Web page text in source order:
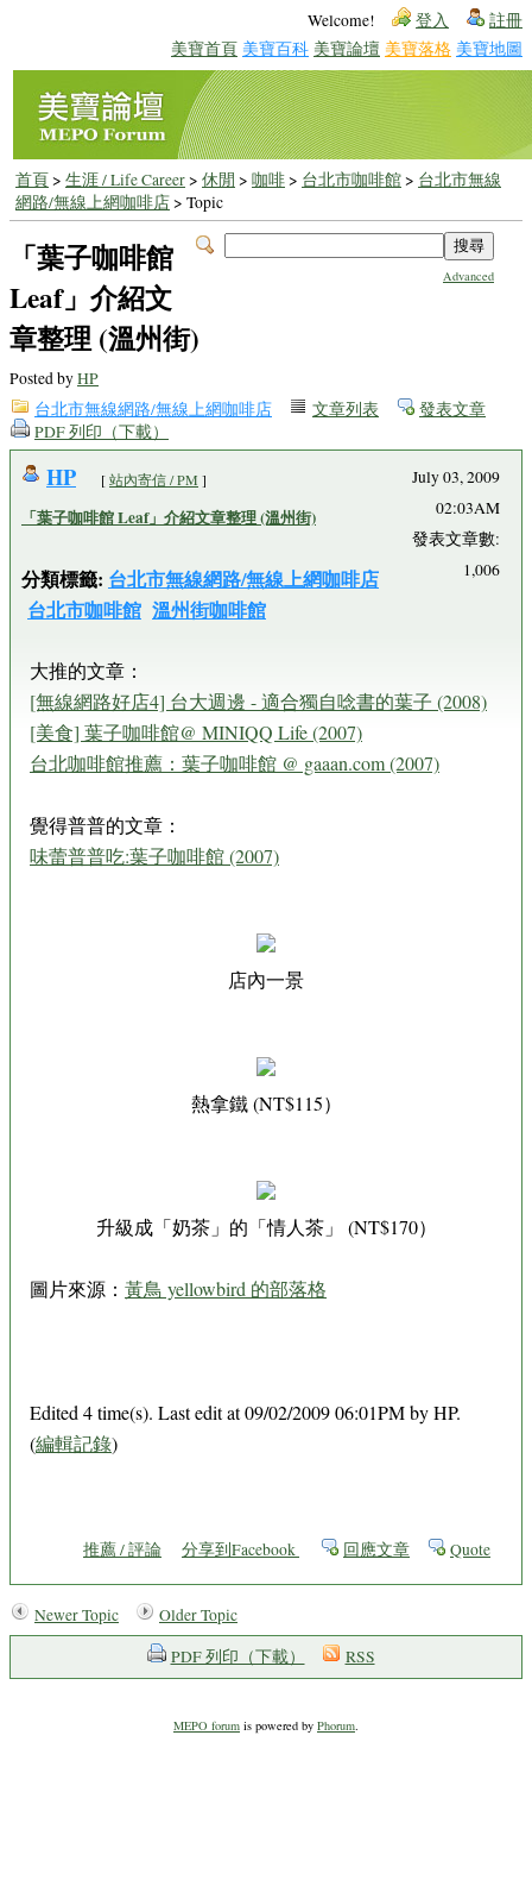
Welcome! 登入 註冊
美寶首頁 美寶百科 美寶論壇 美寶落格 美寶地圖
首頁> 生涯 / Life Career> 休閒 > 咖啡> 台北市咖啡館> 台北市無線
網路/無線上網咖啡店> Topic
Advanced
「葉子咖啡館
Leaf」介紹文
章整理 (溫州街)
Posted byHP
台北市無線網路/無線上網咖啡店
文章列表
發表文章
PDF 列印（下載）
HP [站內寄信 / PM ]
「葉子咖啡館 Leaf」介紹文章整理 (溫州街)
分類標籤: 台北市無線網路/無線上網咖啡店
台北市咖啡館 溫州街咖啡館
July 03, 2009
02:03AM
發表文章數:
1,006
大推的文章：
[無線網路好店4] 台大週邊 - 適合獨自唸書的葉子 (2008)
[美食] 葉子咖啡館@ MINIQQ Life (2007)
台北咖啡館推薦：葉子咖啡館 @ gaaan.com (2007)
覺得普普的文章：
味蕾普普吃:葉子咖啡館 (2007)
店內一景
熱拿鐵 (NT$115）
升級成「奶茶」的「情人茶」 (NT$170）
圖片來源： 黃鳥 yellowbird 的部落格
Edited 4 time(s). Last edit at 09/02/2009 06:01PM by HP.
(編輯記錄)
推薦 / 評論 分享到Facebook 回應文章 Quote
Newer Topic
Older Topic
PDF 列印（下載）
RSS
MEPO forum is powered by Phorum.